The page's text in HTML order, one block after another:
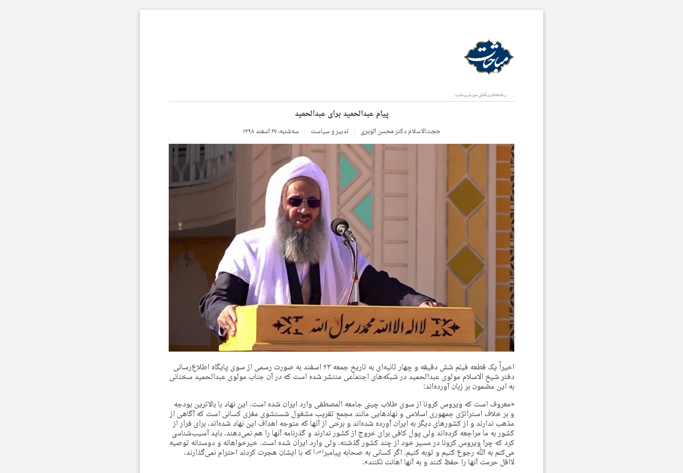
پیام عبدالحمید برای عبدالحمید
حجت‌الاسلام دکتر محسن الویری تدبیر و سیاست سه‌شنبه، ۲۷ اسفند ۱۳۹۸
اخیراً یک قطعه فیلم شش دقیقه و چهار ثانیه‌ای به تاریخ جمعه ۲۳ اسفند به صورت رسمی از سوی پایگاه اطلاع‌رسانی
دفتر شیخ الاسلام مولوی عبدالحمید در شبکه‌های اجتماعی منتشر شده است که در آن جناب مولوی عبدالحمید سخنانی
به این مضمون بر زبان آورده‌اند:
«معروف است که ویروس کرونا از سوی طلاب چینی جامعه المصطفی وارد ایران شده است. این نهاد با بالاترین بودجه
و بر خلاف استراتژی جمهوری اسلامی و نهادهایی مانند مجمع تقریب مشغول شستشوی مغزی کسانی است که آگاهی از
مذهب ندارند و از کشورهای دیگر به ایران آورده شده‌اند و برخی از آنها که متوجه اهداف این نهاد شده‌اند، برای فرار از
کشور به ما مراجعه کرده‌اند ولی پول کافی برای خروج از کشور ندارند و گذرنامه آنها را هم نمی‌دهند. باید آسیب‌شناسی
کرد که چرا ویروس کرونا در مسیر خود از چند کشور گذشته، ولی وارد ایران شده است. خیرخواهانه و دوستانه توصیه
می‌کنم به ﷲ رجوع کنیم و توبه کنیم. اگر کسانی به صحابه پیامبر(ص)که با ایشان هجرت کردند احترام نمی‌گذارند،
لااقل حرمت آنها را حفظ کنند و به آنها اهانت نکنند».